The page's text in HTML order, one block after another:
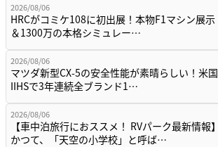
2026/08/06
HRCがコミケ108に初出展！本物F1マシン展示
＆1300万の本格シミュレー…
2026/08/06
マツダ新型CX-5の安全性能が素晴らしい！米国
IIHSで3年連続全ブランド1…
2026/08/06
【車中泊旅行におススメ！ RVパーク最新情報】
かつて、「天空の小学校」と呼ば…